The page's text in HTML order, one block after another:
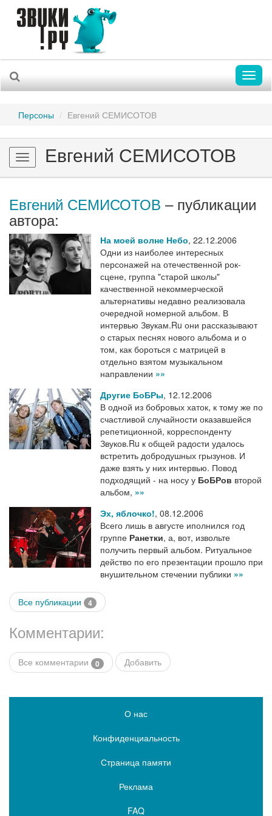
Персоны Евгений СЕМИСОТОВ
Toggle
navigation
Евгений СЕМИСОТОВ
Евгений СЕМИСОТОВ – публикации
автора:
На моей волне Небо, 22.12.2006
Одни из наиболее интересных
персонажей на отечественной рок-
сцене, группа "старой школы"
качественной некоммерческой
альтернативы недавно реализовала
очередной номерной альбом. В
интервью Звукам.Ru они рассказывают
о старых песнях нового альбома и о
том, как бороться с матрицей в
отдельно взятом музыкальном
направлении »»
Другие БоБРы, 12.12.2006
В одной из бобровых хаток, к тому же по
счастливой случайности оказавшейся
репетиционной, корреспонденту
Звуков.Ru к общей радости удалось
встретить добродушных грызунов. И
даже взять у них интервью. Повод
подходящий - на носу у БоБРов второй
альбом, »»
Эх, яблочко!, 08.12.2006
Всего лишь в августе иполнился год
группе Ранетки, а, вот, извольте
получить первый альбом. Ритуальное
действо по его презентации прошло при
внушительном стечении публики »»
Все публикации 4
Комментарии:
Все комментарии 0 Добавить
О нас
Конфиденциальность
Страница памяти
Реклама
FAQ